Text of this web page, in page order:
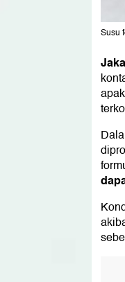
Susu